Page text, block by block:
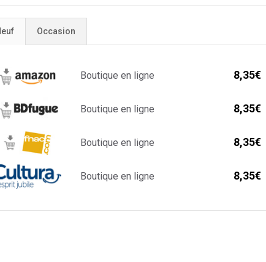
Occasion
Boutique en ligne 8,35€
Boutique en ligne 8,35€
Boutique en ligne 8,35€
Boutique en ligne 8,35€